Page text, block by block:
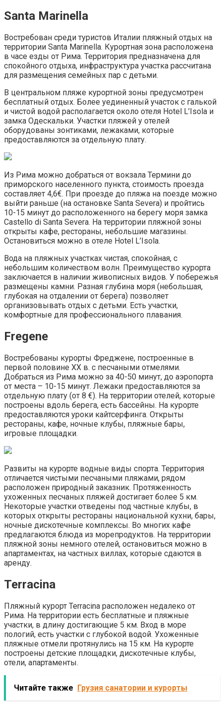
Santa Marinella
Востребован среди туристов Италии пляжный отдых на
территории Santa Marinella. Курортная зона расположена
в часе езды от Рима. Территория предназначена для
спокойного отдыха, инфраструктура участка рассчитана
для размещения семейных пар с детьми.
В центральном пляже курортной зоны предусмотрен
бесплатный отдых. Более уединенный участок с галькой
и чистой водой располагается около отеля Hotel L’Isola и
замка Одескальки. Участки пляжей у отелей
оборудованы зонтиками, лежаками, которые
предоставляются за отдельную плату.
Из Рима можно добраться от вокзала Термини до
приморского населенного пункта, стоимость проезда
составляет 4,6€. При проезде до пляжа на поезде можно
выйти раньше (на остановке Santa Severa) и пройтись
10-15 минут до расположенного на берегу моря замка
Castello di Santa Severa. На территории пляжной зоны
открыты кафе, рестораны, небольшие магазины.
Остановиться можно в отеле Hotel L’Isola.
Вода на пляжных участках чистая, спокойная, с
небольшим количеством волн. Преимущество курорта
заключается в наличии живописных видов. У побережья
размещены камни. Разная глубина моря (небольшая,
глубокая на отдалении от берега) позволяет
организовывать отдых с детьми. Есть участки,
комфортные для профессионального плавания.
Fregene
Востребованы курорты Фреджене, построенные в
первой половине XX в. с песчаными отмелями.
Добраться из Рима можно за 40-50 минут, до аэропорта
от места – 10-15 минут. Лежаки предоставляются за
отдельную плату (от 8 €). На территории отелей, которые
построены вдоль берега, есть бассейны. На курорте
предоставляются уроки кайтсерфинга. Открыты
рестораны, кафе, ночные клубы, пляжные бары,
игровые площадки.
Развиты на курорте водные виды спорта. Территория
отличается чистыми песчаными пляжами, рядом
расположен природный заказник. Протяженность
ухоженных песчаных пляжей достигает более 5 км.
Некоторые участки отведены под частные клубы, в
которых открыты рестораны национальной кухни, бары,
ночные дискотечные комплексы. Во многих кафе
предлагаются блюда из морепродуктов. На территории
пляжной зоны немного отелей, остановиться можно в
апартаментах, на частных виллах, которые сдаются в
аренду.
Terracina
Пляжный курорт Terracina расположен недалеко от
Рима. На территории есть бесплатные и пляжные
участки, в длину достигающие 5 км. Вход в море
пологий, есть участки с глубокой водой. Ухоженные
пляжные отмели протянулись на 15 км. На курорте
построены детские площадки, дискотечные клубы,
отели, апартаменты.
Читайте также Грузия санатории и курорты